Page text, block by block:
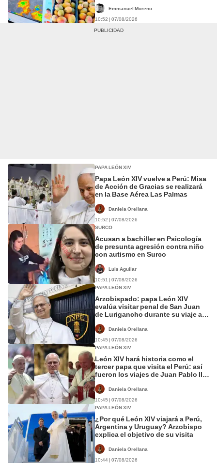
Emmanuel Moreno
10:52 | 07/08/2026
PAPA LEÓN XIV
Papa León XIV vuelve a Perú: Misa
de Acción de Gracias se realizará
en la Base Aérea Las Palmas
Daniela Orellana
10:52 | 07/08/2026
SURCO
Acusan a bachiller en Psicología
de presunta agresión contra niño
con autismo en Surco
Luis Aguilar
10:51 | 07/08/2026
PAPA LEÓN XIV
Arzobispado: papa León XIV
evalúa visitar penal de San Juan
de Lurigancho durante su viaje al
Daniela Orellana
10:45 | 07/08/2026
PAPA LEÓN XIV
León XIV hará historia como el
tercer papa que visita el Perú: así
fueron los viajes de Juan Pablo II y
Daniela Orellana
10:45 | 07/08/2026
PAPA LEÓN XIV
¿Por qué León XIV viajará a Perú,
Argentina y Uruguay? Arzobispo
explica el objetivo de su visita
Daniela Orellana
10:44 | 07/08/2026